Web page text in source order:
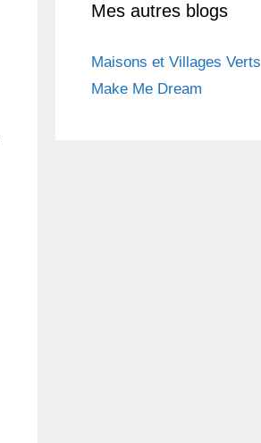
Mes autres blogs
Maisons et Villages Verts
Make Me Dream